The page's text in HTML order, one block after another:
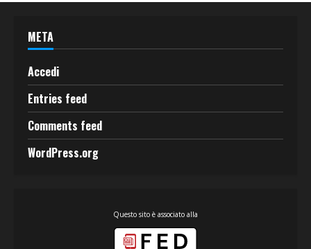
META
Accedi
Entries feed
Comments feed
WordPress.org
Questo sito è associato alla